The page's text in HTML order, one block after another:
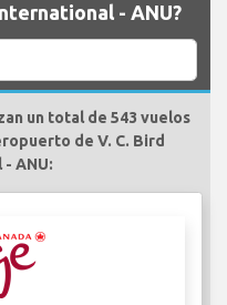
- ANU?
un total de 543 vuelos
de V. C. Bird
ANU: